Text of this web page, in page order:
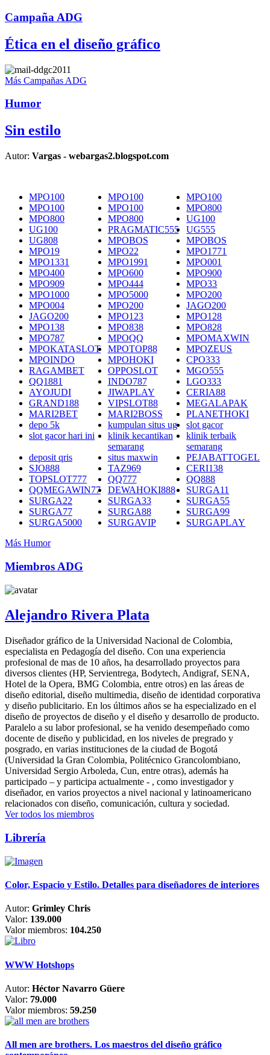
Campaña ADG
Ética en el diseño gráfico
Más Campañas ADG
Humor
Sin estilo
Autor: Vargas - webargas2.blogspot.com
MPO100 MPO100
MPO100
MPO100
MPO100
MPO800
MPO800
MPO800
UG100
UG100
PRAGMATIC555
UG555
UG808
MPOBOS
MPOBOS
MPO19
MPO22
MPO1771
MPO1331
MPO1991
MPO001
MPO400
MPO600
MPO900
MPO909
MPO444
MPO33
MPO1000
MPO5000
MPO200
MPO004
MPO200
JAGO200
JAGO200
MPO123
MPO128
MPO138
MPO838
MPO828
MPO787
MPOQQ
MPOMAXWIN
MPOKATASLOT
MPOTOP88
MPOZEUS
MPOINDO
MPOHOKI
CPO333
RAGAMBET
OPPOSLOT
MGO555
QQ1881
INDO787
LGO333
AYOJUDI
JIWAPLAY
CERIA88
GRAND188
VIPSLOT88
MEGALAPAK
MARI2BET
MARI2BOSS
PLANETHOKI
depo 5k
kumpulan situs ug
slot gacor
slot gacor hari ini
klinik kecantikan
semarang
klinik terbaik
semarang
deposit qris
situs maxwin
PEJABATTOGEL
SJO888
TAZ969
CERI138
TOPSLOT777
QQ777
QQ888
QQMEGAWIN77
DEWAHOKI888
SURGA11
SURGA22
SURGA33
SURGA55
SURGA77
SURGA88
SURGA99
SURGA5000
SURGAVIP
SURGAPLAY
Más Humor
Miembros ADG
Alejandro Rivera Plata
Diseñador gráfico de la Universidad Nacional de Colombia,
especialista en Pedagogía del diseño. Con una experiencia
profesional de mas de 10 años, ha desarrollado proyectos para
diversos clientes (HP, Servientrega, Bodytech, Andigraf, SENA,
Hotel de la Opera, BMG Colombia, entre otros) en las áreas de
diseño editorial, diseño multimedia, diseño de identidad corporativa
y diseño publicitario. En los últimos años se ha especializado en el
diseño de proyectos de diseño y el diseño y desarrollo de producto.
Paralelo a su labor profesional, se ha venido desempeñado como
docente de diseño y publicidad, en los niveles de pregrado y
posgrado, en varias instituciones de la ciudad de Bogotá
(Universidad la Gran Colombia, Politécnico Grancolombiano,
Universidad Sergio Arboleda, Cun, entre otras), además ha
participado – y participa actualmente - , como investigador y
diseñador, en varios proyectos a nivel nacional y latinoamericano
relacionados con diseño, comunicación, cultura y sociedad.
Ver todos los miembros
Librería
Color, Espacio y Estilo. Detalles para diseñadores de interiores
Autor: Grimley Chris
Valor: 139.000
Valor miembros: 104.250
WWW Hotshops
Autor: Héctor Navarro Güere
Valor: 79.000
Valor miembros: 59.250
All men are brothers. Los maestros del diseño gráfico